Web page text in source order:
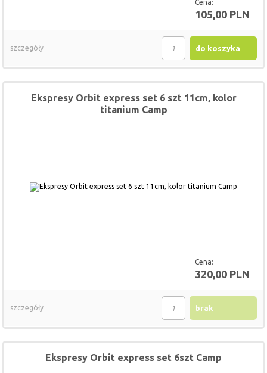
Cena:
105,00 PLN
do koszyka
szczegóły
Cena:
320,00 PLN
Ekspresy Orbit express set 6 szt 11cm, kolor
titanium Camp
brak
szczegóły
Ekspresy Orbit express set 6szt Camp